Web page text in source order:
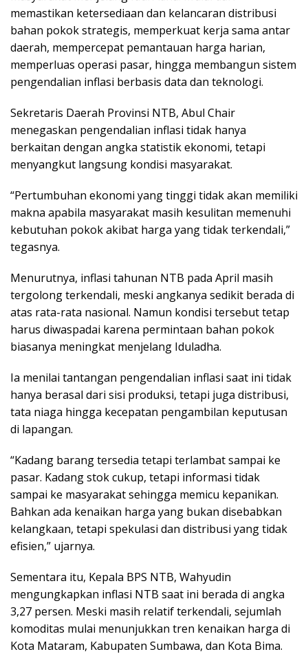
memastikan ketersediaan dan kelancaran distribusi
bahan pokok strategis, memperkuat kerja sama antar
daerah, mempercepat pemantauan harga harian,
memperluas operasi pasar, hingga membangun sistem
pengendalian inflasi berbasis data dan teknologi.
Sekretaris Daerah Provinsi NTB, Abul Chair
menegaskan pengendalian inflasi tidak hanya
berkaitan dengan angka statistik ekonomi, tetapi
menyangkut langsung kondisi masyarakat.
“Pertumbuhan ekonomi yang tinggi tidak akan memiliki
makna apabila masyarakat masih kesulitan memenuhi
kebutuhan pokok akibat harga yang tidak terkendali,”
tegasnya.
Menurutnya, inflasi tahunan NTB pada April masih
tergolong terkendali, meski angkanya sedikit berada di
atas rata-rata nasional. Namun kondisi tersebut tetap
harus diwaspadai karena permintaan bahan pokok
biasanya meningkat menjelang Iduladha.
Ia menilai tantangan pengendalian inflasi saat ini tidak
hanya berasal dari sisi produksi, tetapi juga distribusi,
tata niaga hingga kecepatan pengambilan keputusan
di lapangan.
“Kadang barang tersedia tetapi terlambat sampai ke
pasar. Kadang stok cukup, tetapi informasi tidak
sampai ke masyarakat sehingga memicu kepanikan.
Bahkan ada kenaikan harga yang bukan disebabkan
kelangkaan, tetapi spekulasi dan distribusi yang tidak
efisien,” ujarnya.
Sementara itu, Kepala BPS NTB, Wahyudin
mengungkapkan inflasi NTB saat ini berada di angka
3,27 persen. Meski masih relatif terkendali, sejumlah
komoditas mulai menunjukkan tren kenaikan harga di
Kota Mataram, Kabupaten Sumbawa, dan Kota Bima.